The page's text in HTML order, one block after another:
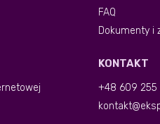
FAQ
Dokumenty i
KONTAKT
+48 609 255